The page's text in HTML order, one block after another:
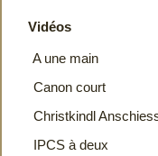
Vidéos
A une main
Canon court
Christkindl
IPCS à deux